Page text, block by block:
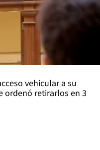
vehicular a su
ordenó retirarlos en 3